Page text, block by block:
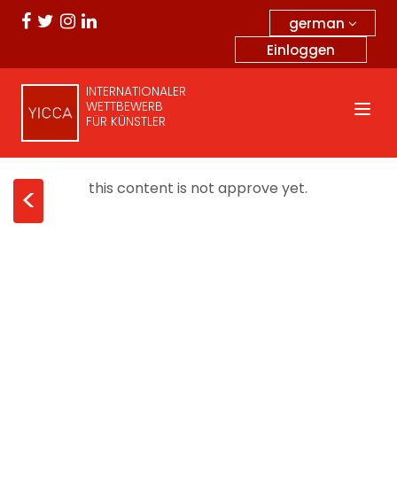
german
Einloggen
INTERNATIONALER
WETTBEWERB
FÜR KÜNSTLER
< this content is not approve yet.